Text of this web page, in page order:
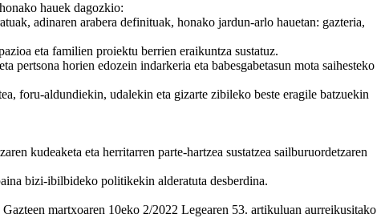
hauek dagozkio:
adinaren arabera definituak, honako jardun-arlo hauetan: gazteria,
eta familien proiektu berrien eraikuntza sustatuz.
pertsona horien edozein indarkeria eta babesgabetasun mota saihesteko
foru-aldundiekin, udalekin eta gizarte zibileko beste eragile batzuekin
kudeaketa eta herritarren parte-hartzea sustatzea sailburuordetzaren
bizi-ibilbideko politikekin alderatuta desberdina.
martxoaren 10eko 2/2022 Legearen 53. artikuluan aurreikusitako